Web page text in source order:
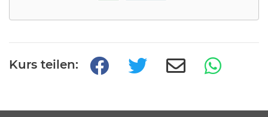
Kurs teilen: